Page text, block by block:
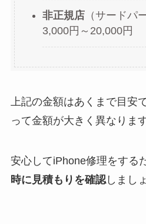
非正規店（サードパ
3,000円～20,000円
上記の金額はあくまで目安
って金額が大きく異なります
安心してiPhone修理をする
時に見積もりを確認しまし